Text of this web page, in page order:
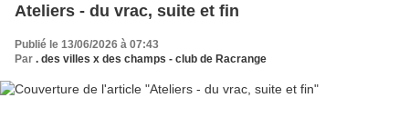
Ateliers - du vrac, suite et fin
Publié le 13/06/2026 à 07:43
Par . des villes x des champs - club de Racrange